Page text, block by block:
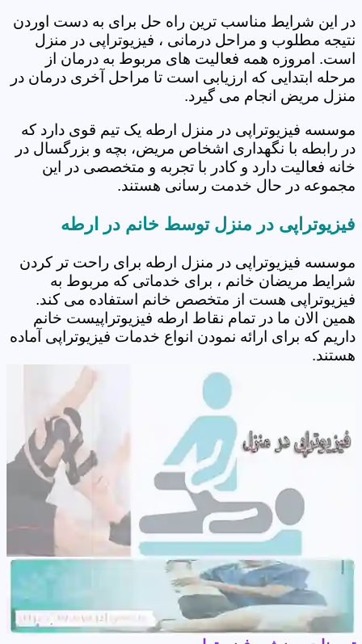
در این شرایط مناسب ترین راه حل برای به دست اوردن
نتیجه مطلوب و مراحل درمانی ، فیزیوتراپی در منزل
است. امروزه همه فعالیت های مربوط به درمان از
مرحله ابتدایی که ارزیابی است تا مراحل آخری درمان در
منزل مریض انجام می گیرد.
موسسه فیزیوتراپی در منزل ارطه یک تیم قوی دارد که
در رابطه با نگهداری اشخاص مریض، بچه و بزرگسال در
خانه فعالیت دارد و کادر با تجربه و متخصصی در این
مجموعه در حال خدمت رسانی هستند.
فیزیوتراپی در منزل توسط خانم در ارطه
موسسه فیزیوتراپی در منزل ارطه برای راحت تر کردن
شرایط مریضان خانم ، برای خدماتی که مربوط به
فیزیوتراپی هست از متخصص خانم استفاده می کند.
همین الان ما در تمام نقاط ارطه فیزیوتراپیست خانم
داریم که برای ارائه نمودن انواع خدمات فیزیوتراپی آماده
هستند.